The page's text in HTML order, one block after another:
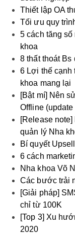
Thiết lập OA
Tối ưu quy
5 cách tăng
khoa
8 thất thoát Bs
6 Lợi thế cạnh
khoa mang lại
[Bật mí] Nên
Offline (update
[Release
quản lý Nha
Bí quyết
6 cách
Nha khoa Võ
Các bước trải
[Giải pháp]
chỉ từ 100K
[Top 3] Xu
2020